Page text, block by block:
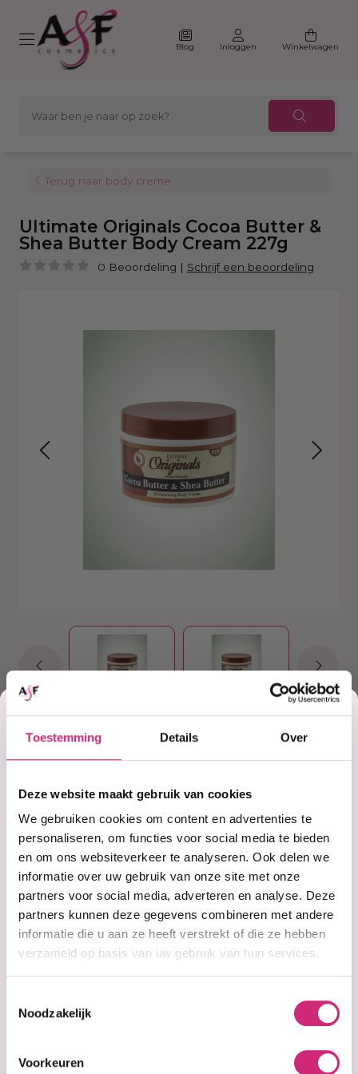
Toestemming Details Over
Deze website maakt gebruik van cookies
We gebruiken cookies om content en advertenties te
personaliseren, om functies voor social media te bieden
en om ons websiteverkeer te analyseren. Ook delen we
informatie over uw gebruik van onze site met onze
partners voor social media, adverteren en analyse. Deze
partners kunnen deze gegevens combineren met andere
informatie die u aan ze heeft verstrekt of die ze hebben
verzameld op basis van uw gebruik van hun services.
Noodzakelijk
Voorkeuren
Blog Inloggen Winkelwagen
Terug naar body creme
Ultimate Originals Cocoa Butter &
Shea Butter Body Cream 227g
0 Beoordeling | Schrijf een beoordeling
€6,49
In winkelwagen
Op voorraad
Voor 15:00 besteld =
morgen in huis
30 dagenbedenktijd
Uitgebreidecollectie
Gratis verzendingvanaf €40 (NL&BE)
Productinformatie
Korting
op je
eerste
bestelling